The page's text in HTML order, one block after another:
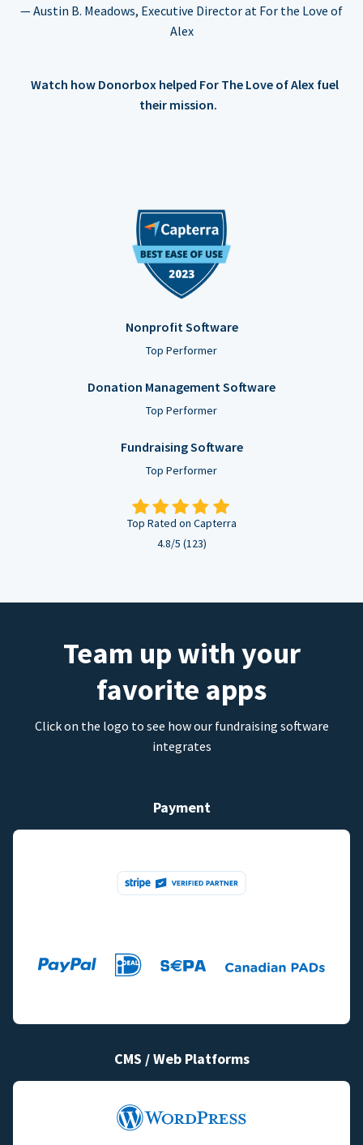
— Austin B. Meadows, Executive Director at For the Love of
Alex
Watch how Donorbox helped For The Love of Alex fuel
their mission.
Nonprofit Software
Top Performer
Donation Management Software
Top Performer
Fundraising Software
Top Performer
Top Rated on Capterra
4.8/5 (123)
Team up with your
favorite apps
Click on the logo to see how our fundraising software
integrates
Payment
CMS / Web Platforms